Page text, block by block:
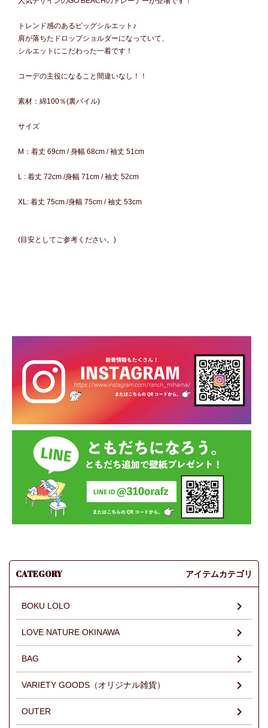
トレンド感のあるビッグシルエット♪
肩が落ちたドロップショルダーになっていて、
シルエットにこだわった一着です！
コーデの主役になること間違いなし！！
素材：綿100％(裏パイル)
サイズ
M：着丈 69cm / 身幅 68cm / 袖丈 51cm
L : 着丈 72cm /身幅 71cm / 袖丈 52cm
XL: 着丈 75cm /身幅 75cm / 袖丈 53cm
(目安としてご参考ください。)
CATEGORY アイテムカテゴリ
BOKU LOLO
LOVE NATURE OKINAWA
BAG
VARIETY GOODS（オリジナル雑貨）
OUTER